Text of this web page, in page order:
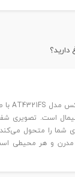
است. تصویری
شما را متحول
مدرن و هر محیطی